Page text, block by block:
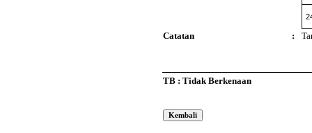
Catatan :
TB : Tidak Berkenaan